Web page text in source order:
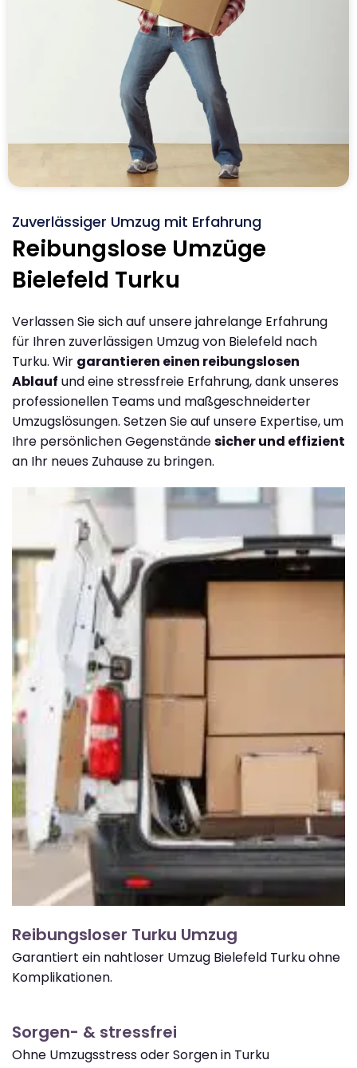
Zuverlässiger Umzug mit Erfahrung
Reibungslose Umzüge
Bielefeld Turku
Verlassen Sie sich auf unsere jahrelange Erfahrung
für Ihren zuverlässigen Umzug von Bielefeld nach
Turku. Wir garantieren einen reibungslosen
Ablauf und eine stressfreie Erfahrung, dank unseres
professionellen Teams und maßgeschneiderter
Umzugslösungen. Setzen Sie auf unsere Expertise, um
Ihre persönlichen Gegenständesicher und effizient
an Ihr neues Zuhause zu bringen.
Reibungsloser Turku Umzug
Garantiert ein nahtloser Umzug Bielefeld Turku ohne
Komplikationen.
Sorgen- & stressfrei
Ohne Umzugsstress oder Sorgen in Turku